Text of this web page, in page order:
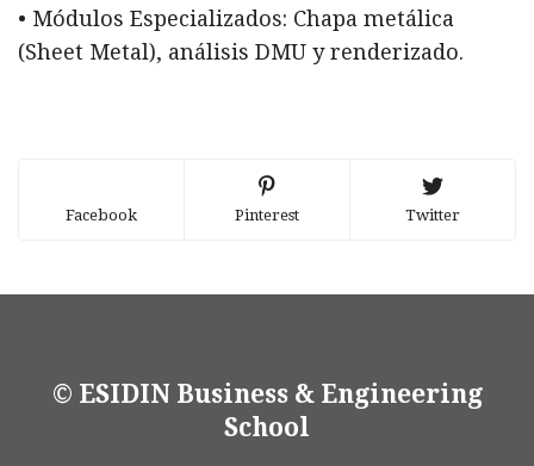
• Módulos Especializados: Chapa metálica
(Sheet Metal), análisis DMU y renderizado.
Facebook Pinterest Twitter
© ESIDIN Business & Engineering
School